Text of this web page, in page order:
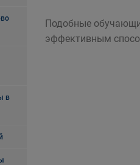
в
Подобные
эффективным